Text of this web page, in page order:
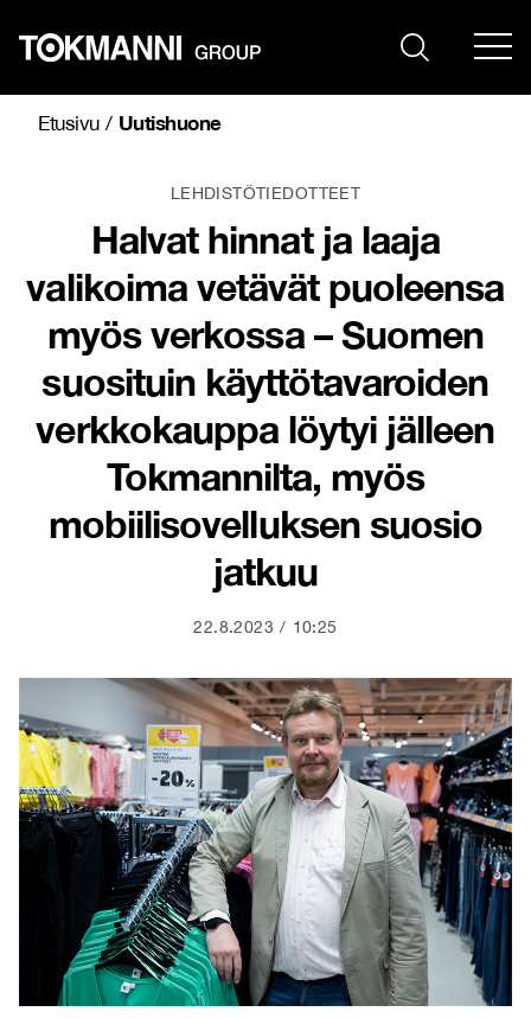
sisältöön
Etusivu/ Uutishuone
LEHDISTÖTIEDOTTEET
Halvat hinnat ja laaja
valikoima vetävät puoleensa
myös verkossa ­– Suomen
suosituin käyttötavaroiden
verkkokauppa löytyi jälleen
Tokmannilta, myös
mobiilisovelluksen suosio
jatkuu
22.8.2023 10:25